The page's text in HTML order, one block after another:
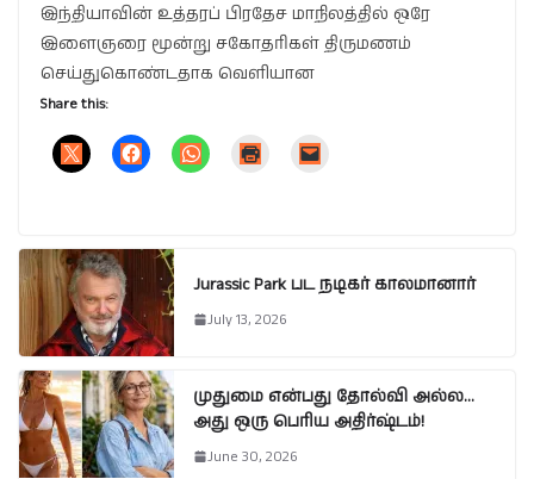
இந்தியாவின் உத்தரப் பிரதேச மாநிலத்தில் ஒரே
இளைஞரை மூன்று சகோதரிகள் திருமணம்
செய்துகொண்டதாக வெளியான
Share this:
Jurassic Park பட நடிகர் காலமானார்
July 13, 2026
முதுமை என்பது தோல்வி அல்ல…
அது ஒரு பெரிய அதிர்ஷ்டம்!
June 30, 2026